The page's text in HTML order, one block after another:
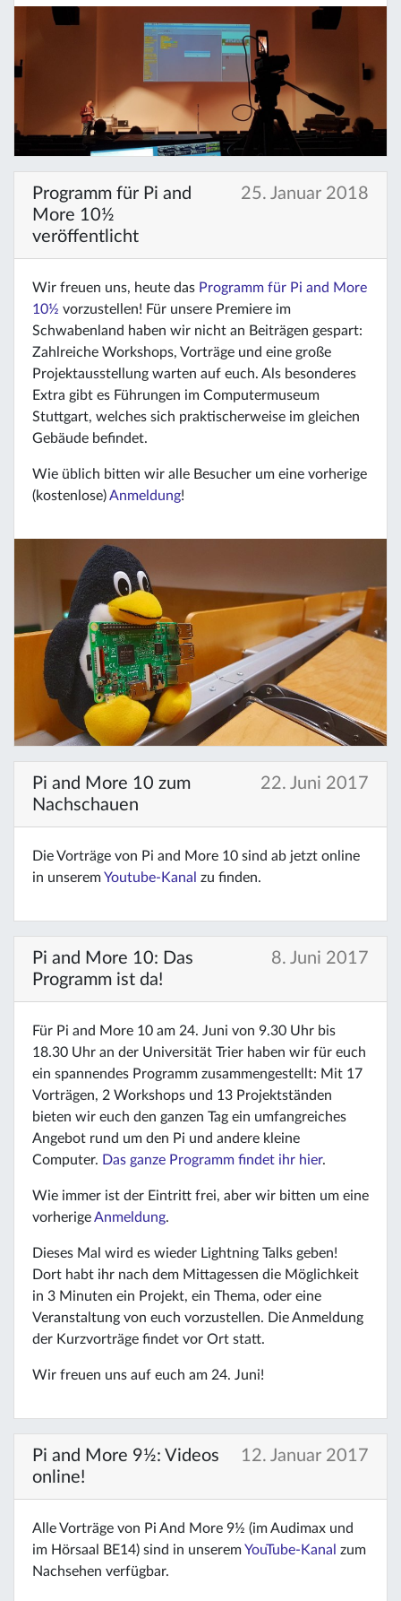
Programm für Pi and
More 10½
veröffentlicht
25. Januar 2018
Wir freuen uns, heute das Programm für Pi and More
10½ vorzustellen! Für unsere Premiere im
Schwabenland haben wir nicht an Beiträgen gespart:
Zahlreiche Workshops, Vorträge und eine große
Projektausstellung warten auf euch. Als besonderes
Extra gibt es Führungen im Computermuseum
Stuttgart, welches sich praktischerweise im gleichen
Gebäude befindet.
Wie üblich bitten wir alle Besucher um eine vorherige
(kostenlose)Anmeldung!
Pi and More 10 zum
Nachschauen
22. Juni 2017
Die Vorträge von Pi and More 10 sind ab jetzt online
in unseremYoutube-Kanal zu finden.
Pi and More 10: Das
Programm ist da!
8. Juni 2017
Für Pi and More 10 am 24. Juni von 9.30 Uhr bis
18.30 Uhr an der Universität Trier haben wir für euch
ein spannendes Programm zusammengestellt: Mit 17
Vorträgen, 2 Workshops und 13 Projektständen
bieten wir euch den ganzen Tag ein umfangreiches
Angebot rund um den Pi und andere kleine
Computer. Das ganze Programm findet ihr hier.
Wie immer ist der Eintritt frei, aber wir bitten um eine
vorherigeAnmeldung.
Dieses Mal wird es wieder Lightning Talks geben!
Dort habt ihr nach dem Mittagessen die Möglichkeit
in 3 Minuten ein Projekt, ein Thema, oder eine
Veranstaltung von euch vorzustellen. Die Anmeldung
der Kurzvorträge findet vor Ort statt.
Wir freuen uns auf euch am 24. Juni!
Pi and More 9½: Videos
online!
12. Januar 2017
Alle Vorträge von Pi And More 9½ (im Audimax und
im Hörsaal BE14) sind in unseremYouTube-Kanal zum
Nachsehen verfügbar.